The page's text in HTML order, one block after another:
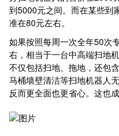
到5000元之间。而在某些到
准在80元左右。
如果按照每周一次全年50次
右，相当于一台中高端扫地
不仅包括扫地、拖地，还包
马桶墙壁清洁等扫地机器人
反而更全面也更省心。这也